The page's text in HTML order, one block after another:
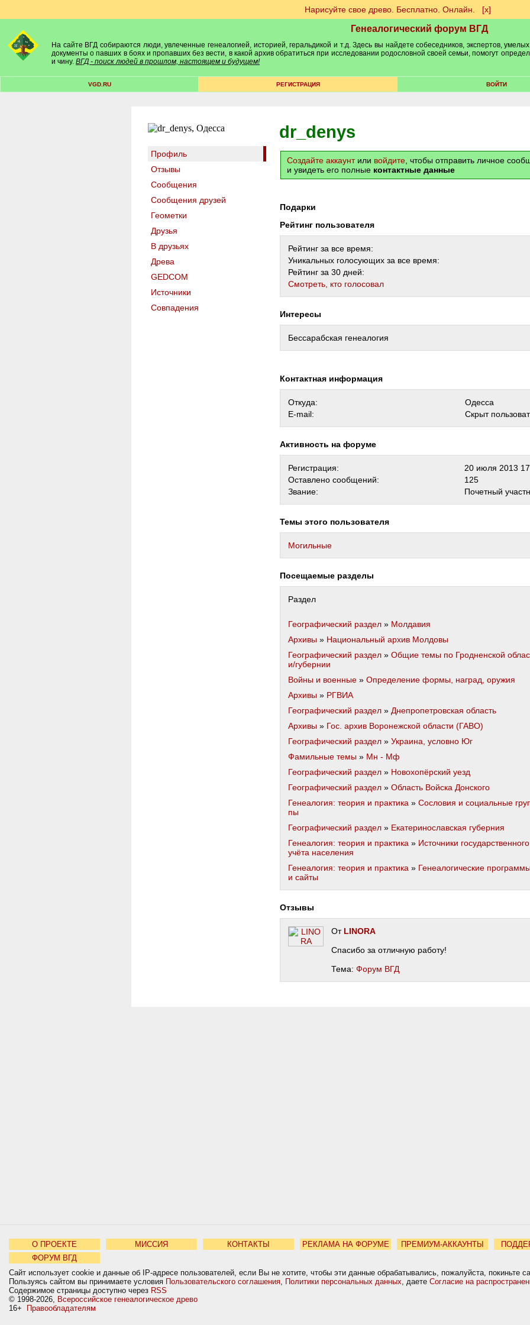
Нарисуйте свое древо. Бесплатно. Онлайн. [х]
Генеалогический форум ВГД
На сайте ВГД собираются люди, увлеченные генеалогией, историей, геральдикой и т.д. Здесь вы найдете собеседников, экспертов,
документы о павших в боях и пропавших без вести, в какой архив обратиться при исследовании родословной своей семьи, помогут
и чину. ВГД - поиск людей в прошлом, настоящем и будущем!
VGD.RU РЕГИСТРАЦИЯ ВОЙТИ
Профиль
Отзывы
Сообщения
Сообщения друзей
Геометки
Друзья
В друзьях
Древа
GEDCOM
Источники
Совпадения
dr_denys
Создайте аккаунтили войдите , чтобы отправить личное
и увидеть его полные контактные данные
Подарки
Рейтинг пользователя
Рейтинг за все время:
Уникальных голосующих за все время:
Рейтинг за 30 дней:
Cмотреть, кто голосовал
Интересы
Бессарабская генеалогия
Контактная информация
Откуда:
Одесса
E-mail:
Скрыт
Активность на форуме
Регистрация:
20 июля 2013
Оставлено сообщений:
125
Звание:
Почетный
Темы этого пользователя
Могильные
Посещаемые разделы
Раздел
Географический раздел » Молдавия
Архивы » Национальный архив Молдовы
Географический раздел » Общие темы по Гродненской
и/губернии
Войны и военные » Определение формы, наград, оружия
Архивы » РГВИА
Географический раздел » Днепропетровская область
Архивы » Гос. архив Воронежской области (ГАВО)
Географический раздел » Украина, условно Юг
Фамильные темы » Мн - Мф
Географический раздел » Новохопёрский уезд
Географический раздел » Область Войска Донского
Генеалогия: теория и практика » Сословия и социальные
пы
Географический раздел » Екатеринославская губерния
Генеалогия: теория и практика » Источники государственного
учёта населения
Генеалогия: теория и практика » Генеалогические программы
и сайты
Отзывы
От LINORA
Спасибо за отличную работу!
Тема: Форум ВГД
О ПРОЕКТЕ МИССИЯ КОНТАКТЫ РЕКЛАМА НА ФОРУМЕ ПРЕМИУМ-АККАУНТЫ
ФОРУМ ВГД
Сайт использует cookie и данные об IP-адресе пользователей, если Вы не хотите, чтобы эти данные обрабатывались, пожалуйста, покиньте
Пользуясь сайтом вы принимаете условия Пользовательского соглашения, Политики персональных данных, даете Согласие на
Содержимое страницы доступно через RSS
© 1998-2026, Всероссийское генеалогическое древо
16+
Правообладателям